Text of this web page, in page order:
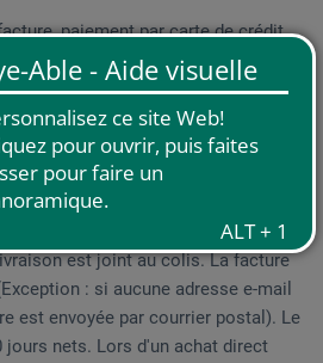
paiement par carte de crédit,
cas, nous nous réservons le
anticipé. Uniquement à des fins
service de renseignements est
de mettre à disposition les données
enregistrées dans sa base de
y compris les données
procédés mathématiques et
est joint au colis. La facture
: si aucune adresse e-mail
est envoyée par courrier postal). Le
jours nets. Lors d'un achat direct